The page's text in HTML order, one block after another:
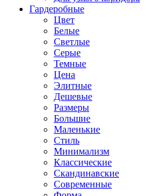
Гардеробные
Цвет
Белые
Светлые
Серые
Темные
Цена
Элитные
Дешевые
Размеры
Большие
Маленькие
Стиль
Минимализм
Классические
Скандинавские
Современные